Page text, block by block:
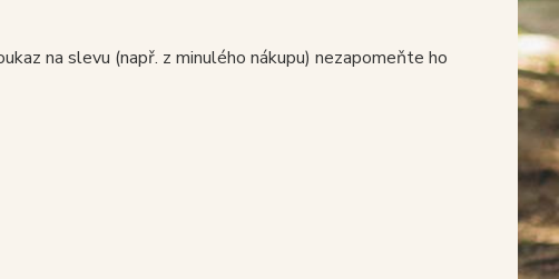
na slevu (např. z minulého nákupu) nezapomeňte ho